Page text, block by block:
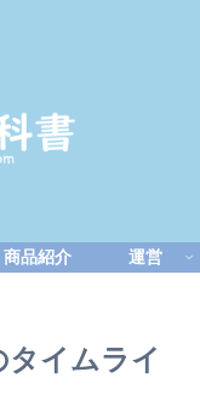
商品紹介 運営
イムライ